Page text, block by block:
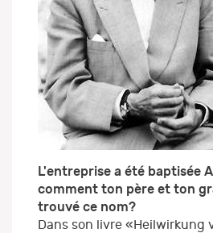
L'entreprise a été baptisée
comment ton père et ton
trouvé ce nom?
Dans son livre «Heilwirkung